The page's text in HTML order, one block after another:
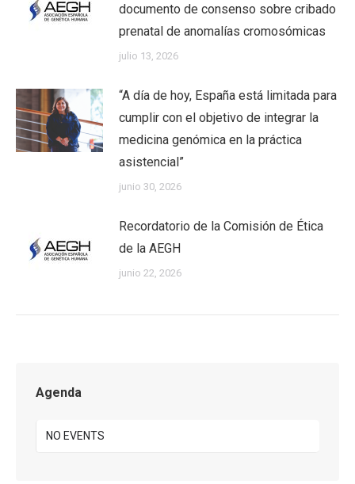
documento de consenso sobre cribado
prenatal de anomalías cromosómicas
julio 13, 2026
“A día de hoy, España está limitada para
cumplir con el objetivo de integrar la
medicina genómica en la práctica
asistencial”
junio 30, 2026
Recordatorio de la Comisión de Ética
de la AEGH
junio 22, 2026
Agenda
NO EVENTS